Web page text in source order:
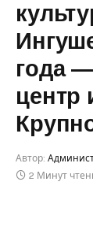
года
центр
Автор:
2 Минут